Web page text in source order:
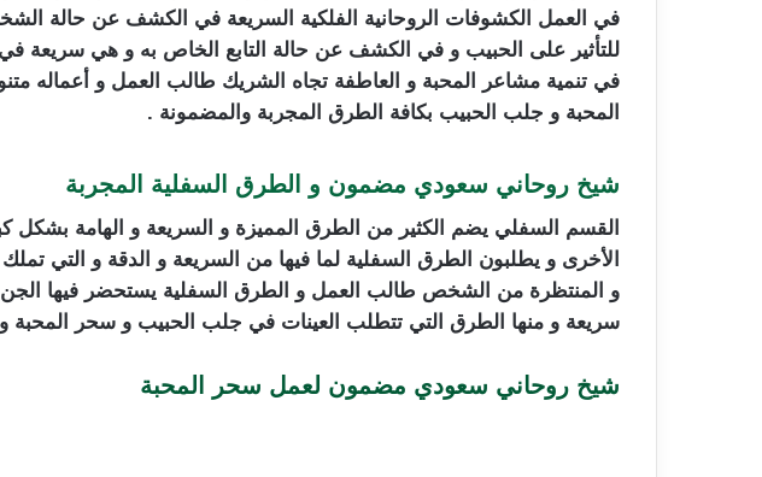
في العمل الكشوفات الروحانية الفلكية السريعة في الكشف عن حالة
للتأثير على الحبيب و في الكشف عن حالة التابع الخاص به و هي سريعة في
في تنمية مشاعر المحبة و العاطفة تجاه الشريك طالب العمل و أعماله
المحبة و جلب الحبيب بكافة الطرق المجربة والمضمونة .
شيخ روحاني سعودي مضمون و الطرق السفلية المجربة
القسم السفلي يضم الكثير من الطرق المميزة و السريعة و الهامة بشكل
الأخرى و يطلبون الطرق السفلية لما فيها من السريعة و الدقة و التي
و المنتظرة من الشخص طالب العمل و الطرق السفلية يستحضر فيها الجن
سريعة و منها الطرق التي تتطلب العينات في جلب الحبيب و سحر المحبة
شيخ روحاني سعودي مضمون لعمل سحر المحبة